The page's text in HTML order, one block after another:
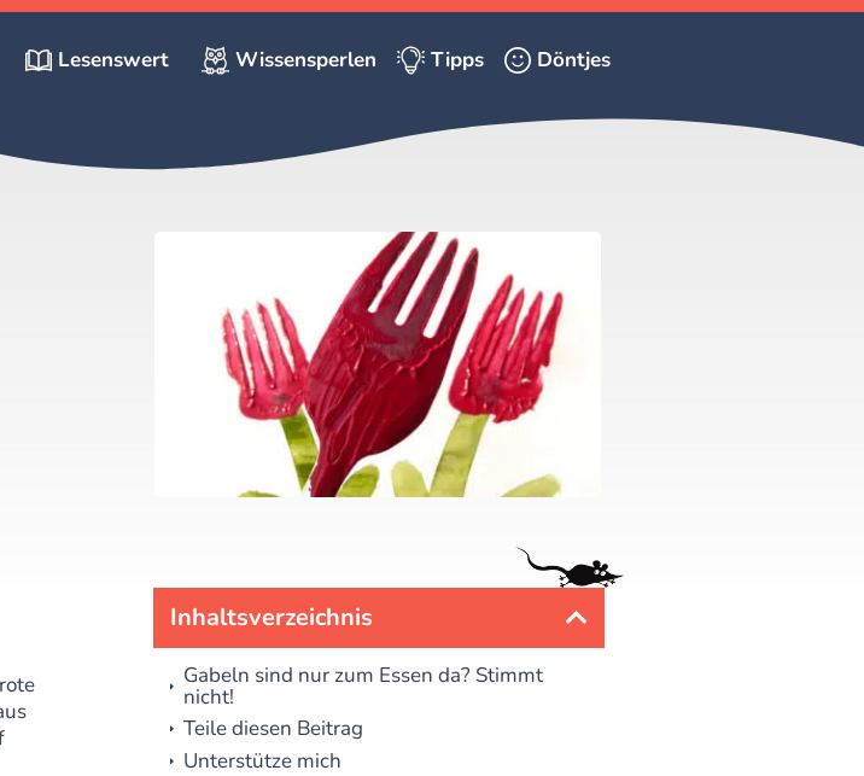
Lesenswert Wissensperlen Tipps Döntjes
Inhaltsverzeichnis
Gabeln sind nur zum Essen da? Stimmt
nicht!
Teile diesen Beitrag
Unterstütze mich